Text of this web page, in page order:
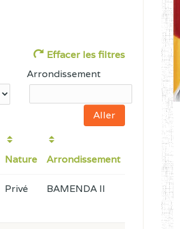
Effacer les filtres
Arrondissement
Nature Arrondissement
Privé BAMENDA II